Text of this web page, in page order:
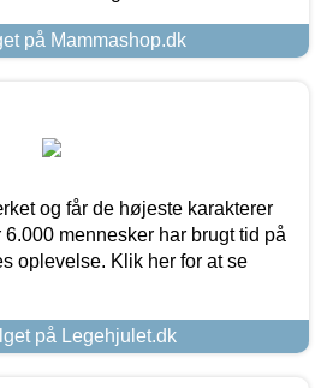
på Mammashop.dk
og får de højeste karakterer
mennesker har brugt tid på
oplevelse. Klik her for at se
på Legehjulet.dk